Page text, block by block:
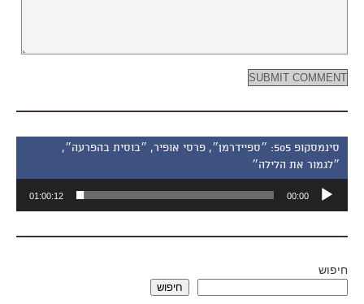
סינמסקופ 505: ״ספיידרמן״, פרסי אופיר, ״בוסית בהפרעה״,
״לגמור את הלילה״
אודיו
00:00
01:00:12
חיפוש
חיפוש